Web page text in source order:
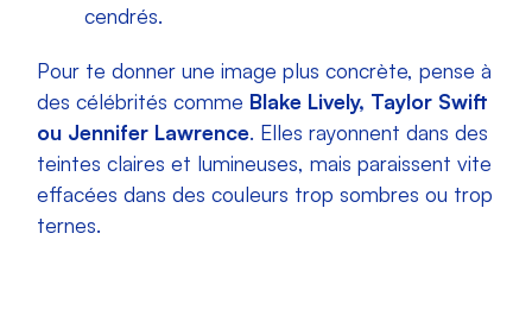
cendrés.
Pour te donner une image plus concrète, pense à
des célébrités comme Blake Lively, Taylor Swift
ou Jennifer Lawrence. Elles rayonnent dans des
teintes claires et lumineuses, mais paraissent vite
effacées dans des couleurs trop sombres ou trop
ternes.